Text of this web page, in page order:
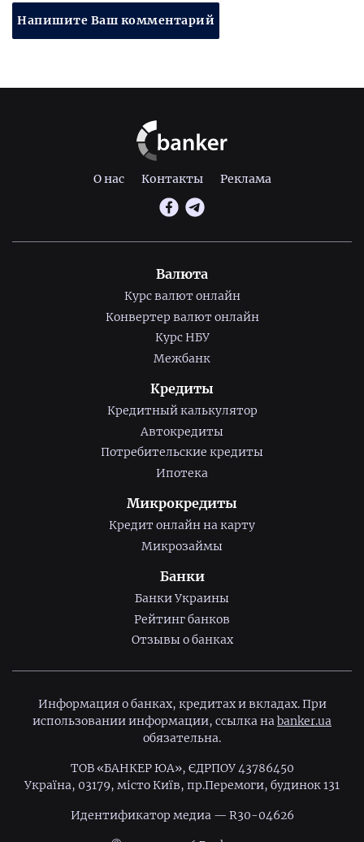
Напишите Ваш комментарий
О нас Контакты Реклама
Валюта
Курс валют онлайн
Конвертер валют онлайн
Курс НБУ
Межбанк
Кредиты
Кредитный калькулятор
Автокредиты
Потребительские кредиты
Ипотека
Микрокредиты
Кредит онлайн на карту
Микрозаймы
Банки
Банки Украины
Рейтинг банков
Отзывы о банках
Информация о банках, кредитах и вкладах. При
использовании информации, ссылка наbanker.ua
обязательна.
ТОВ «БАНКЕР ЮА», ЄДРПОУ 43786450
Україна, 03179, місто Київ, пр.Перемоги, будинок 131
Идентификатор медиа — R30-04626